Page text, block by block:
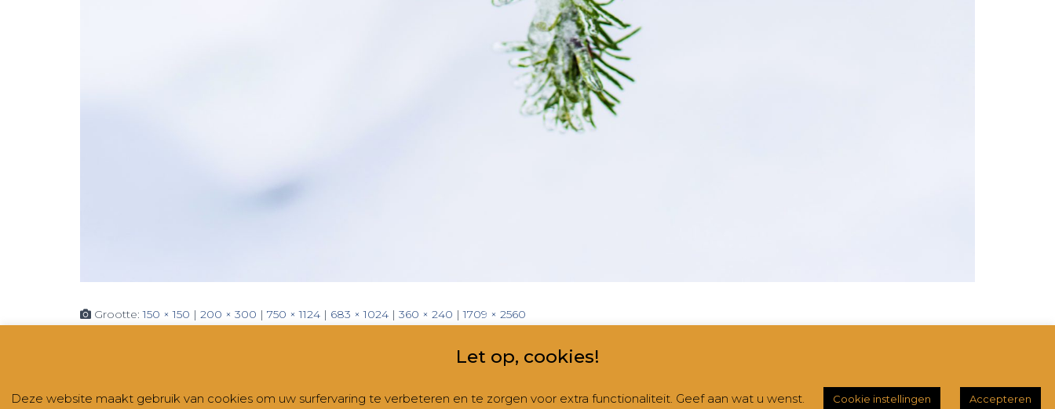
Grootte:150 × 150 | 200 × 300 | 750 × 1124 | 683 × 1024 | 360 × 240 | 1709 × 2560
Hestia | Ontwikkeld doorThemeIsle
Let op, cookies!
Deze website maakt gebruik van cookies om uw surfervaring te verbeteren en te zorgen voor extra functionaliteit. Geef aan wat u wenst. Cookie instellingen Accepteren